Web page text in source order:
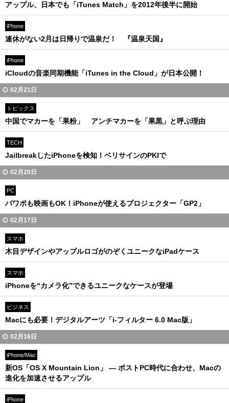
アップル、日本でも「iTunes Match」を2012年後半に開始
iPhone
連休がない2月は日帰りで温泉だ！ 『温泉天国』
iPhone
iCloudの音楽同期機能「iTunes in the Cloud」が日本公開！
02月21日
トピックス
中国でマカーを「果粉」 アンチマカーを「果黒」と呼ぶ理由
TECH
JailbreakしたiPhoneを検知！ベリサインのPKIで
02月20日
PC
パワポも映画もOK！iPhoneが使えるプロジェクター「GP2」
02月17日
スマホ
木目デザインやアップルロゴがのぞくユニークなiPadケース
スマホ
iPhoneを“カメラ化”できるユニークなケースが登場
ビジネス
Macにも必要！デジタルアーツ「i-フィルター 6.0 Mac版」
02月16日
iPhone/Mac
新OS「OS X Mountain Lion」 ― ポストPC時代に合わせ、Macの
進化を加速させるアップル
iPhone